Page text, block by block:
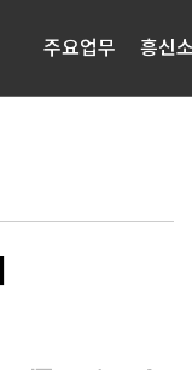
주요업무 흥신